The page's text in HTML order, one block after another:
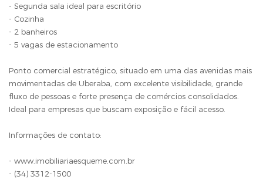
- Segunda sala ideal para escritório
- Cozinha
- 2 banheiros
- 5 vagas de estacionamento
Ponto comercial estratégico, situado em uma das avenidas mais
movimentadas de Uberaba, com excelente visibilidade, grande
fluxo de pessoas e forte presença de comércios consolidados.
Ideal para empresas que buscam exposição e fácil acesso.
Informações de contato:
- www.imobiliariaesqueme.com.br
- (34) 3312-1500